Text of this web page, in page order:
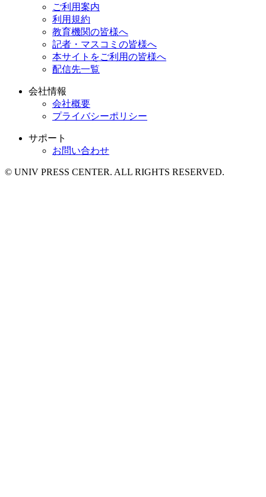
ご利用案内
利用規約
教育機関の皆様へ
記者・マスコミの皆様へ
本サイトをご利用の皆様へ
配信先一覧
会社情報
会社概要
プライバシーポリシー
サポート
お問い合わせ
© UNIV PRESS CENTER. ALL RIGHTS RESERVED.